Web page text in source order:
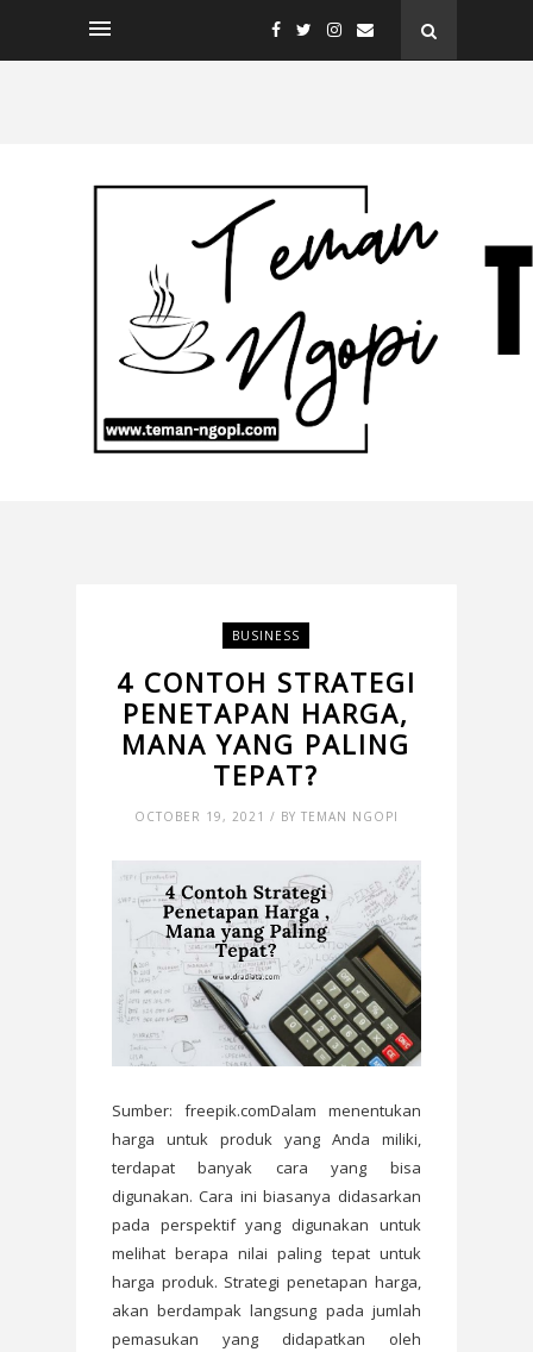
BUSINESS
4 CONTOH STRATEGI
PENETAPAN HARGA,
MANA YANG PALING
TEPAT?
OCTOBER 19, 2021 / BY TEMAN NGOPI
Sumber: freepik.comDalam menentukan
harga untuk produk yang Anda miliki,
terdapat banyak cara yang bisa
digunakan. Cara ini biasanya didasarkan
pada perspektif yang digunakan untuk
melihat berapa nilai paling tepat untuk
harga produk. Strategi penetapan harga,
akan berdampak langsung pada jumlah
pemasukan yang didapatkan oleh